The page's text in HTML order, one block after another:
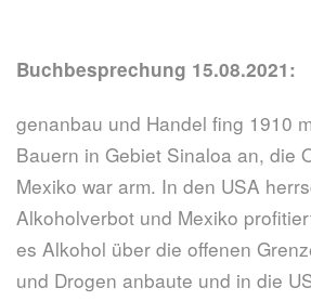
Buchbesprechung 15.08.2021:
genanbau und Handel fing 1910
Bauern in Gebiet Sinaloa an, die
Mexiko war arm. In den USA
Alkoholverbot und Mexiko
es Alkohol über die offenen
und Drogen anbaute und in die